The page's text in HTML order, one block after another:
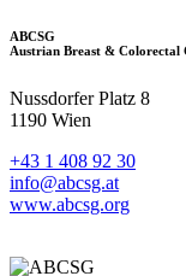
ABCSG
Austrian Breast & Colorectal
Nussdorfer Platz 8
1190 Wien
+43 1 408 92 30
info@abcsg.at
www.abcsg.org